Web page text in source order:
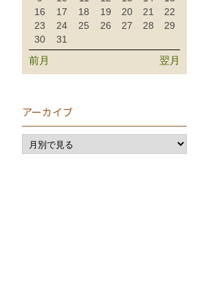
16
17 18 19 20 21
22
23
24 25 26 27 28
29
30
31
前月 翌月
アーカイブ